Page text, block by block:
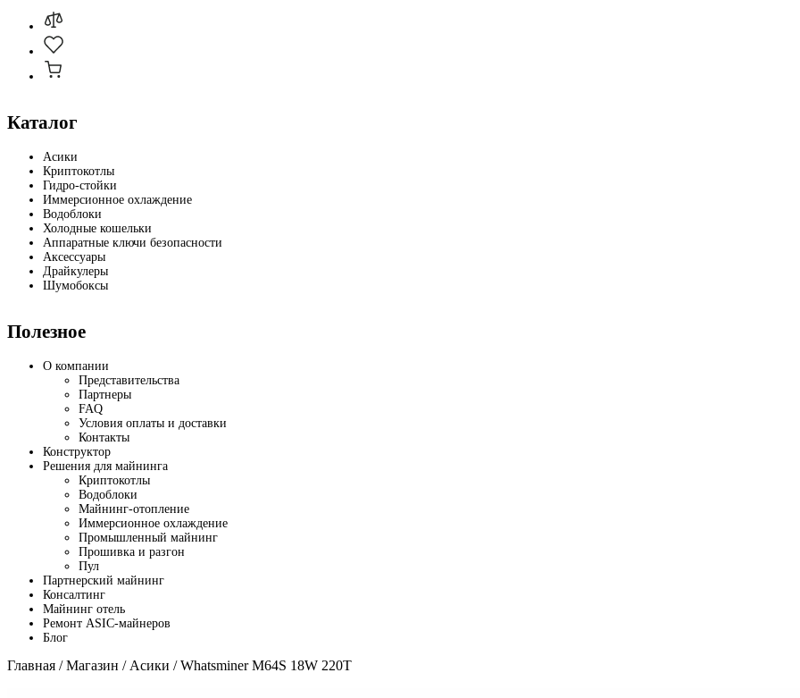
Каталог
Асики
Криптокотлы
Гидро-стойки
Иммерсионное охлаждение
Водоблоки
Холодные кошельки
Аппаратные ключи безопасности
Аксессуары
Драйкулеры
Шумобоксы
Полезное
О компании
Представительства
Партнеры
FAQ
Условия оплаты и доставки
Контакты
Конструктор
Решения для майнинга
Криптокотлы
Водоблоки
Майнинг-отопление
Иммерсионное охлаждение
Промышленный майнинг
Прошивка и разгон
Пул
Партнерский майнинг
Консалтинг
Майнинг отель
Ремонт ASIC-майнеров
Блог
Главная /Магазин / Асики / Whatsminer M64S 18W 220T